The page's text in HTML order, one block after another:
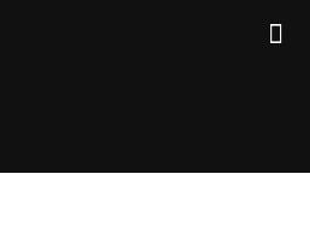
Friedrich